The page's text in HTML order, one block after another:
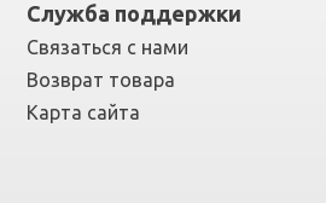
Служба поддержки
Связаться с нами
Возврат товара
Карта сайта